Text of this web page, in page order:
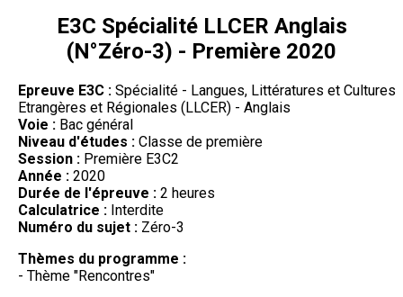
E3C Spécialité LLCER Anglais
(N°Zéro-3) - Première 2020
Epreuve E3C : Spécialité - Langues, Littératures et Cultures
Etrangères et Régionales (LLCER) - Anglais
Voie : Bac général
Niveau d'études : Classe de première
Session : Première E3C2
Année : 2020
Durée de l'épreuve : 2 heures
Calculatrice : Interdite
Numéro du sujet : Zéro-3
Thèmes du programme :
- Thème "Rencontres"